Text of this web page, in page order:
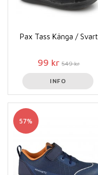
Pax Tass Känga / Svart
99 kr 549 kr
INFO
57%